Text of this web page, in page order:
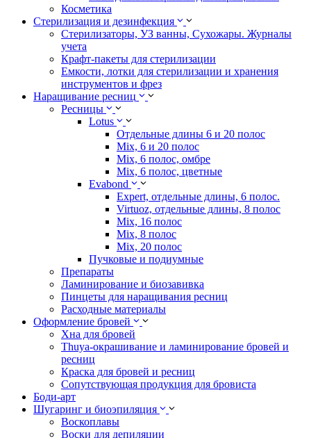
Косметика
Стерилизация и дезинфекция
Стерилизаторы, УЗ ванны, Сухожары. Журналы
учета
Крафт-пакеты для стерилизации
Емкости, лотки для стерилизации и хранения
инструментов и фрез
Наращивание ресниц
Ресницы
Lotus
Отдельные длины 6 и 20 полос
Mix, 6 и 20 полос
Mix, 6 полос, омбре
Mix, 6 полос, цветные
Evabond
Expert, отдельные длины, 6 полос.
Virtuoz, отдельные длины, 8 полос
Mix, 16 полос
Mix, 8 полос
Mix, 20 полос
Пучковые и подиумные
Препараты
Ламинирование и биозавивка
Пинцеты для наращивания ресниц
Расходные материалы
Оформление бровей
Хна для бровей
Thuya-окрашивание и ламинирование бровей и
ресниц
Краска для бровей и ресниц
Сопутствующая продукция для бровиста
Боди-арт
Шугаринг и биоэпиляция
Воскоплавы
Воски для депиляции